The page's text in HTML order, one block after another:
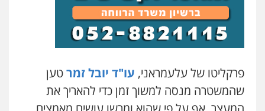
עו"ד אילן אלימלך
פלילי פשיעה חמורה תעבורה
0522992110
עו"ד שאדי נאטור
פלילי פשיעה חמורה מעצרים וחקירות
0509230800
פרקליטו של עלעמראני, עו"ד יובל זמרטען
שהמשטרה מנסה למשוך זמן כדי להאריך את